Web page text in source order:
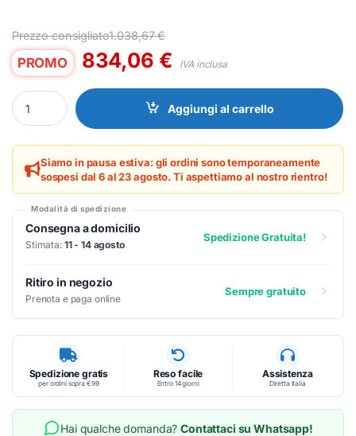
Prezzo consigliato1.038,67€
PROMO 834,06 € IVA inclusa
TV Samsung 75" Crystal UHD 4K Smart TV 2024 quantity
Aggiungi al carrello
Siamo in pausa estiva: gli ordini sono temporaneamente
sospesi dal 6 al 23 agosto. Ti aspettiamo al nostro rientro!
Modalità di spedizione
Consegna a domicilio
Stimata: 11 - 14 agosto
Spedizione Gratuita!
Ritiro in negozio
Prenota e paga online
Sempre gratuito
Spedizione gratis
per ordini sopra €99
Reso facile
Entro 14 giorni
Assistenza
Diretta Italia
Hai qualche domanda?Contattaci su Whatsapp!